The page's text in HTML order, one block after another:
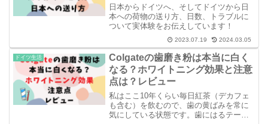
日本からドイツへ、そしてドイツから日
本への荷物の送り方、日数、トラブルに
ついて実体験をお伝えしています！
2023.07.19 2024.03.05
ドイツ生活
Colgateの歯磨き粉は本当に白く
なる？ホワイトニング効果と注意
点は？レビュー
私はここ10年くらい毎日紅茶（デカフェ
も含む）を飲むので、歯の黄ばみを常に
気にしている状態です。歯にはるテープ